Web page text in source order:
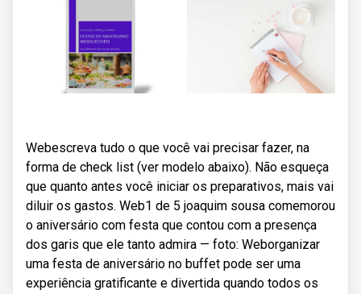
Webescreva tudo o que você vai precisar fazer, na
forma de check list (ver modelo abaixo). Não esqueça
que quanto antes você iniciar os preparativos, mais vai
diluir os gastos. Web1 de 5 joaquim sousa comemorou
o aniversário com festa que contou com a presença
dos garis que ele tanto admira — foto: Weborganizar
uma festa de aniversário no buffet pode ser uma
experiência gratificante e divertida quando todos os